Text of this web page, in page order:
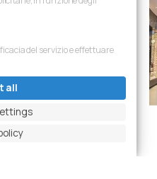
del servizio e effettuare
all